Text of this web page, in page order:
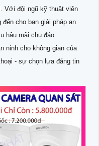
Với đội ngũ kỹ thuật viên
cho bạn giải pháp an
hậu mãi chu đáo.
ninh cho không gian của
- sự chọn lựa đáng tin